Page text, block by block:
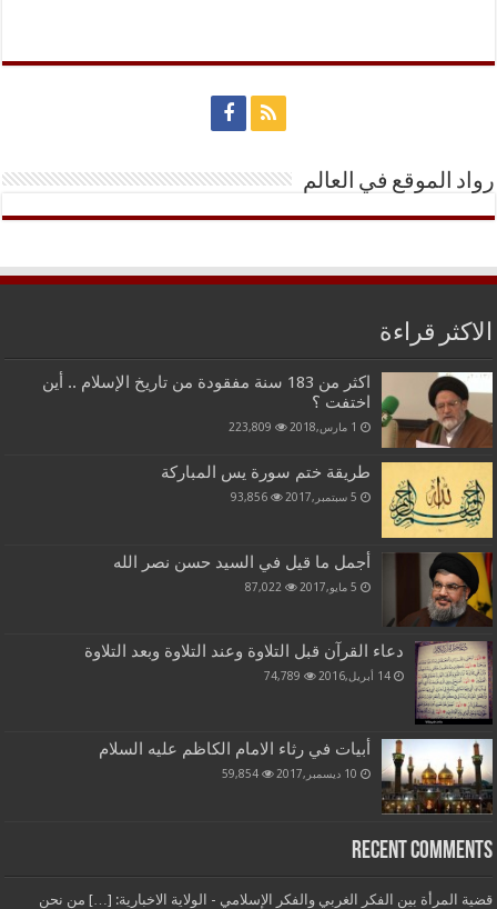
رواد الموقع في العالم
الاكثر قراءة
اكثر من 183 سنة مفقودة من تاريخ الإسلام .. أين
اختفت ؟
1 مارس,2018 223,809
طريقة ختم سورة يس المباركة
5 سبتمبر,2017 93,856
أجمل ما قيل في السيد حسن نصر الله
5 مايو,2017 87,022
دعاء القرآن قبل التلاوة وعند التلاوة وبعد التلاوة
14 أبريل,2016 74,789
أبيات في رثاء الامام الكاظم عليه السلام
10 ديسمبر,2017 59,854
Recent Comments
قضية المرأة بين الفكر الغربي والفكر الإسلامي - الولاية الاخبارية: […] من نحن